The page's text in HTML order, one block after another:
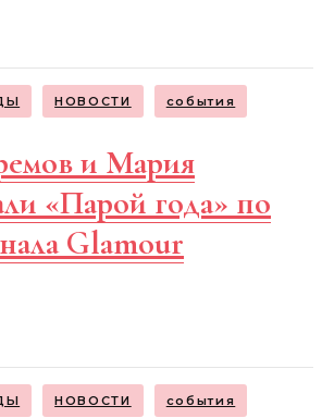
НОВОСТИ события
и Мария
«Парой года» по
Glamour
НОВОСТИ события